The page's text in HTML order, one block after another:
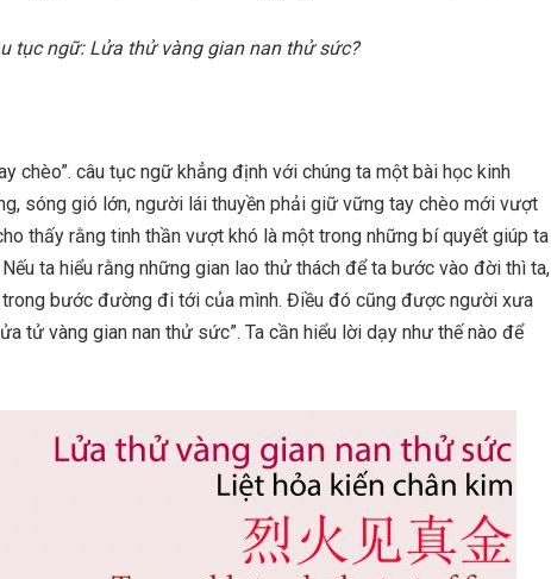
tục ngữ: Lửa thử vàng gian nan thử sức?
chèo”. câu tục ngữ khẳng định với chúng ta một bài học kinh
sóng gió lớn, người lái thuyền phải giữ vững tay chèo mới vượt
thấy rằng tinh thần vượt khó là một trong những bí quyết giúp ta
ta hiểu rằng những gian lao thử thách để ta bước vào đời thì ta,
bước đường đi tới của mình. Điều đó cũng được người xưa
tử vàng gian nan thử sức”. Ta cần hiểu lời dạy như thế nào để